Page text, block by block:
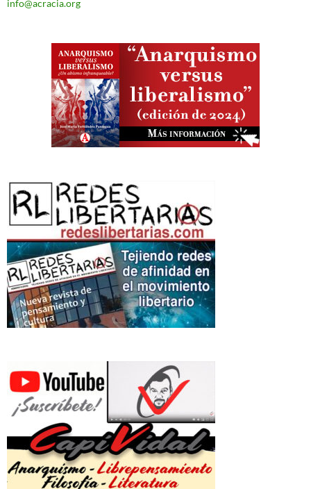
info@acracia.org